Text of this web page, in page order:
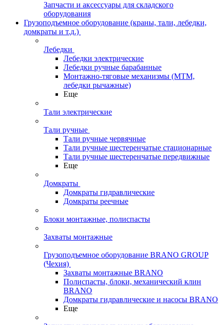
Запчасти и аксессуары для складского
оборудования
Грузоподъемное оборудование (краны, тали, лебедки,
домкраты и т.д.)
Лебедки
Лебедки электрические
Лебедки ручные барабанные
Монтажно-тяговые механизмы (МТМ,
лебедки рычажные)
Еще
Тали электрические
Тали ручные
Тали ручные червячные
Тали ручные шестеренчатые стационарные
Тали ручные шестеренчатые передвижные
Еще
Домкраты
Домкраты гидравлические
Домкраты реечные
Блоки монтажные, полиспасты
Захваты монтажные
Грузоподъемное оборудование BRANO GROUP
(Чехия)
Захваты монтажные BRANO
Полиспасты, блоки, механический клин
BRANO
Домкраты гидравлические и насосы BRANO
Еще